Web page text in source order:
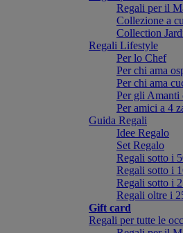
Regali per il
Collezione a
Collection
Regali Lifestyle
Per lo Chef
Per chi ama
Per chi ama
Per gli Amanti
Per amici a 4
Guida Regali
Idee Regalo
Set Regalo
Regali sotto i
Regali sotto i
Regali sotto i
Regali oltre i
Gift card
Regali per tutte le